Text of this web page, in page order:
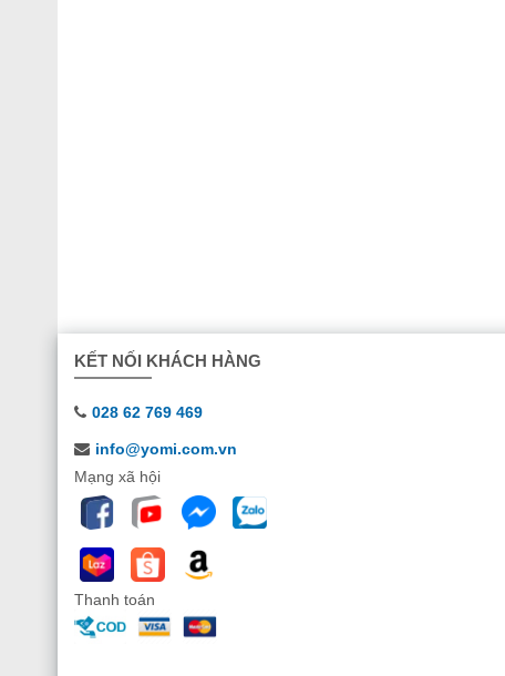
KẾT NỐI KHÁCH HÀNG
028 62 769 469
info@yomi.com.vn
Mạng xã hội
Thanh toán